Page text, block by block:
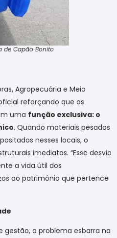
de Capão Bonito
Agropecuária e Meio
reforçando que os
uma função exclusiva: o
. Quando materiais pesados
nesses locais, o
imediatos. “Esse desvio
a vida útil dos
ao patrimônio que pertence
gestão, o problema esbarra na